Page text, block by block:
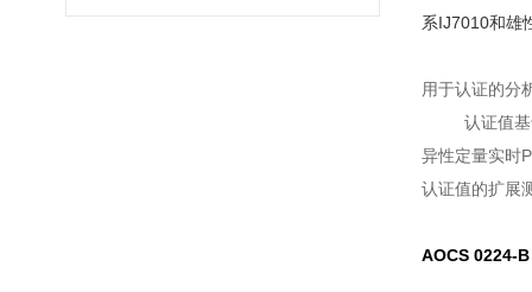
系IJ7010和雄
用于认证的分
认证值基于
异性定量实时
认证值的扩展
AOCS 0224-